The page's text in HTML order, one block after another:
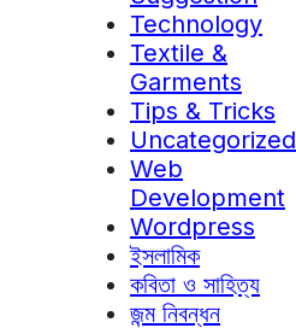
Technology
Textile &
Garments
Tips & Tricks
Uncategorized
Web
Development
Wordpress
ইসলামিক
কবিতা ও সাহিত্য
জন্ম নিবন্ধন